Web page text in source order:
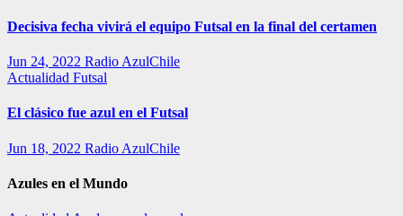
Decisiva fecha vivirá el equipo Futsal en la final del certamen
Jun 24, 2022 Radio AzulChile
Actualidad Futsal
El clásico fue azul en el Futsal
Jun 18, 2022 Radio AzulChile
Azules en el Mundo